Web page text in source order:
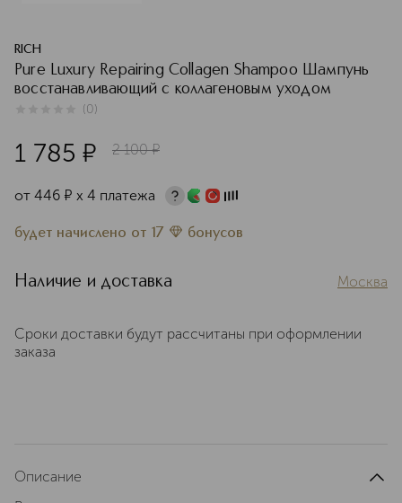
RICH
Pure Luxury Repairing Collagen Shampoo Шампунь
восстанавливающий с коллагеновым уходом
(0)
1 785 ¤ 2 100 ¤
от 446 ¤ х 4 платежа
будет начислено от 17 бонусов
Наличие и доставка Москва
Сроки доставки будут рассчитаны при оформлении
заказа
Описание